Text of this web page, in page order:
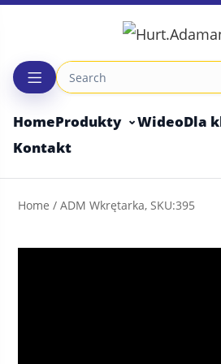
Skip
HomeProdukty WideoDla
Kontakt
Home / ADM Wkrętarka, SKU:395